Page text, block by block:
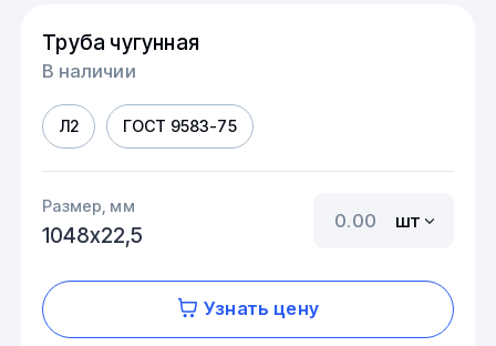
Труба чугунная
В наличии
Л2 ГОСТ 9583-75
Размер, мм
1048х22,5
шт
Узнать цену